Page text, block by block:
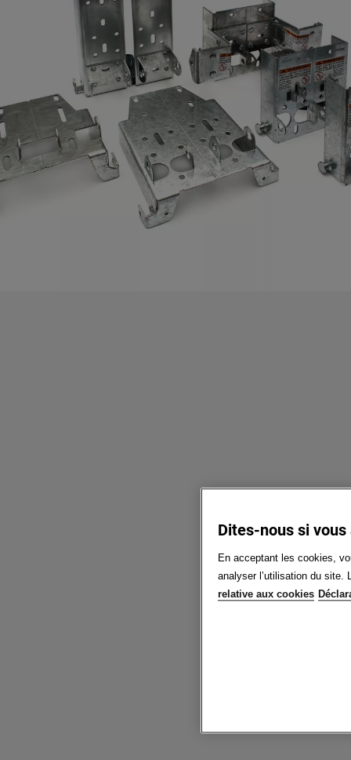
Dites-nous si
En acceptant les cookies,
analyser l’utilisation du site.
relative aux cookies